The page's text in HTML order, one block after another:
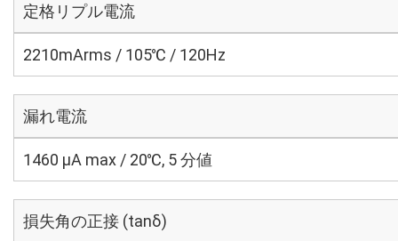
定格リプル電流
2210mArms / 105℃ / 120Hz
漏れ電流
1460 μA max / 20℃, 5 分値
損失角の正接 (tanδ)